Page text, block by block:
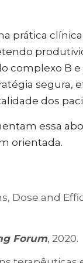
prática
complexo B
segura,
dos
essa
orientada.
Dose and
Forum, 2020.